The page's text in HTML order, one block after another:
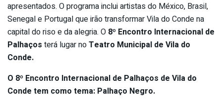
apresentados. O programa inclui artistas do México, Brasil,
Senegal e Portugal que irão transformar Vila do Conde na
capital do riso e da alegria. O 8º Encontro Internacional de
Palhaços terá lugar noTeatro Municipal de Vila do
Conde.
O 8º Encontro Internacional de Palhaços de Vila do
Conde tem como tema: Palhaço Negro.